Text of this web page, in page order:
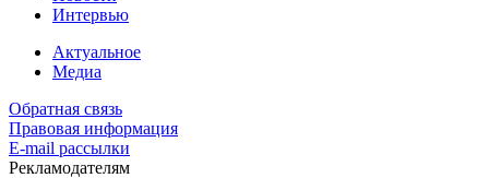
Интервью
Актуальное
Медиа
Обратная связь
Правовая информация
E-mail рассылки
Рекламодателям